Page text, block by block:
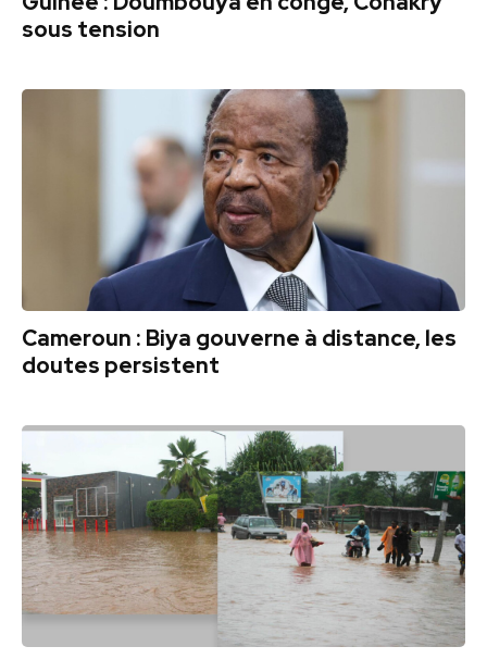
sous tension
Cameroun : Biya gouverne à distance, les
doutes persistent